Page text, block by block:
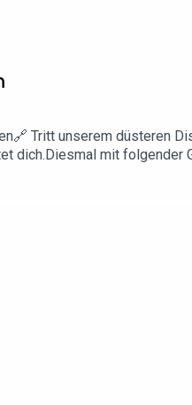
Tritt unserem düsteren
dich.Diesmal mit folgender
Creepypasta:👉
der CC BY-SA 4.0 DEED